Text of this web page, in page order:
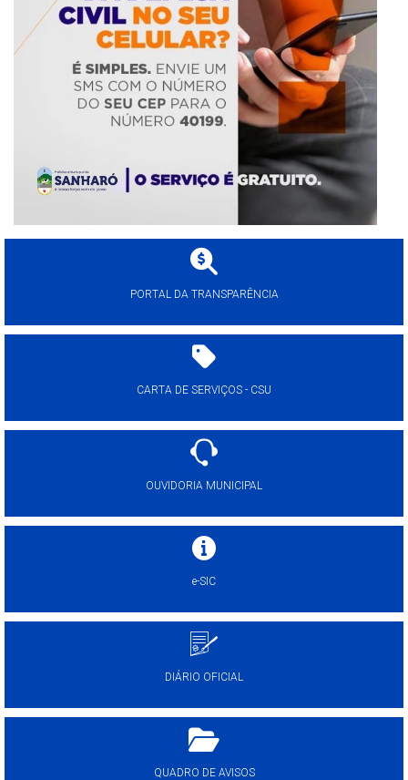
PORTAL DA TRANSPARÊNCIA
CARTA DE SERVIÇOS - CSU
OUVIDORIA MUNICIPAL
e-SIC
DIÁRIO OFICIAL
QUADRO DE AVISOS